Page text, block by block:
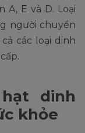
A, E và D. Loại
người chuyển
các loại dinh
dinh
khỏe